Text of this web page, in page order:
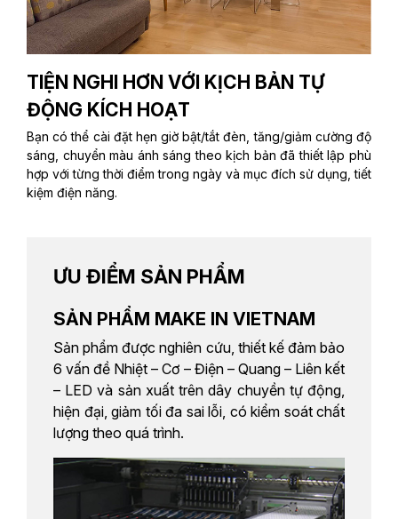
TIỆN NGHI HƠN VỚI KỊCH BẢN TỰ
ĐỘNG KÍCH HOẠT
Bạn có thể cài đặt hẹn giờ bật/tắt đèn, tăng/giảm cường độ
sáng, chuyển màu ánh sáng theo kịch bản đã thiết lập phù
hợp với từng thời điểm trong ngày và mục đích sử dụng, tiết
kiệm điện năng.
ƯU ĐIỂM SẢN PHẨM
SẢN PHẨM MAKE IN VIETNAM
Sản phẩm được nghiên cứu, thiết kế đảm bảo
6 vấn đề Nhiệt – Cơ – Điện – Quang – Liên kết
– LED và sản xuất trên dây chuyền tự động,
hiện đại, giảm tối đa sai lỗi, có kiểm soát chất
lượng theo quá trình.